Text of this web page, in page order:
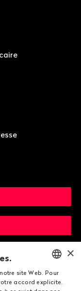
ENGLISH
×
site Web. Pour
accord explicite.